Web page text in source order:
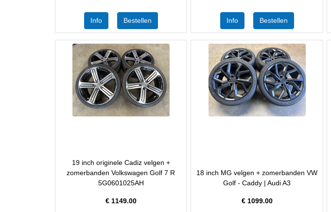
19 inch originele Cadiz velgen +
zomerbanden Volkswagen Golf 7 R
5G0601025AH
€ 1149.00
18 inch MG velgen + zomerbanden VW
Golf - Caddy | Audi A3
€ 1099.00